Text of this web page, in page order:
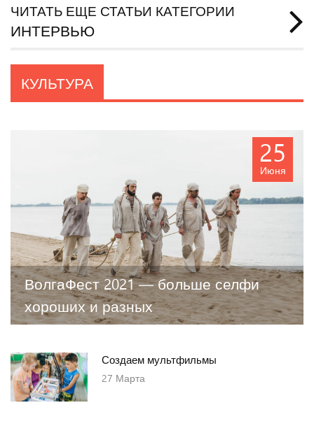
ЧИТАТЬ ЕЩЕ СТАТЬИ КАТЕГОРИИ
ИНТЕРВЬЮ
КУЛЬТУРА
ВолгаФест 2021 — больше селфи
хороших и разных
25
Июня
Создаем мультфильмы
27 Марта